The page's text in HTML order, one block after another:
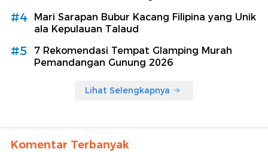
#4
Mari Sarapan Bubur Kacang Filipina yang Unik
ala Kepulauan Talaud
#5
7 Rekomendasi Tempat Glamping Murah
Pemandangan Gunung 2026
Lihat Selengkapnya
Komentar Terbanyak